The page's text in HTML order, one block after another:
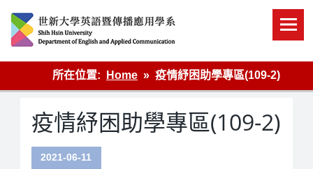
content
英語傳播
所在位置:
Home 疫情紓困助學專區(109-2)
疫情紓困助學專區(109-2)
2021-06-11